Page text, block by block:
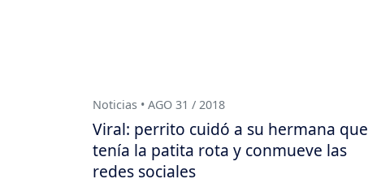
Noticias • AGO 31 / 2018
Viral: perrito cuidó a su hermana que
tenía la patita rota y conmueve las
redes sociales